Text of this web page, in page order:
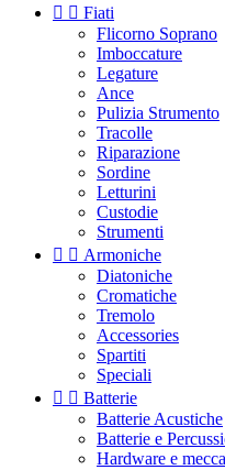
  Fiati
Flicorno Soprano
Imboccature
Legature
Ance
Pulizia Strumento
Tracolle
Riparazione
Sordine
Letturini
Custodie
Strumenti
  Armoniche
Diatoniche
Cromatiche
Tremolo
Accessories
Spartiti
Speciali
  Batterie
Batterie Acustiche
Batterie e
Hardware e